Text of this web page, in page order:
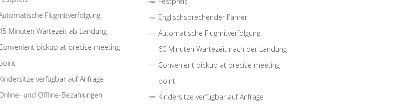
Flugmitverfolgung
Minuten Wartezeit ab Landung
pickup at precise meeting
verfügbar auf Anfrage
und Offline-Bezahlungen
Englischsprechender Fahrer
Automatische Flugmitverfolgung
60 Minuten Wartezeit nach der Landung
Convenient pickup at precise meeting
point
Kindersitze verfügbar auf Anfrage